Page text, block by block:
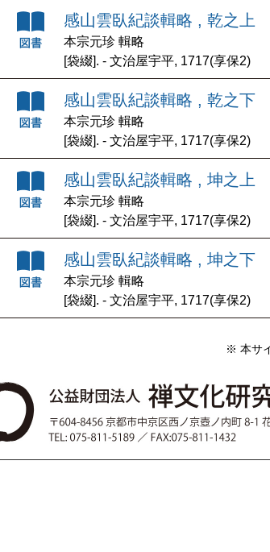
感山雲臥紀談輯略 , 乾之上
本宗元珍 輯略
[袋綴]. - 文治屋宇平, 1717(享保2)
感山雲臥紀談輯略 , 乾之下
本宗元珍 輯略
[袋綴]. - 文治屋宇平, 1717(享保2)
感山雲臥紀談輯略 , 坤之上
本宗元珍 輯略
[袋綴]. - 文治屋宇平, 1717(享保2)
感山雲臥紀談輯略 , 坤之下
本宗元珍 輯略
[袋綴]. - 文治屋宇平, 1717(享保2)
※ 本サ